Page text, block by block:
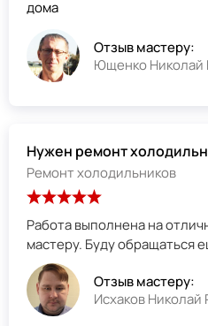
Отзыв мастеру:
Ющенко Николай
Нужен ремонт
Ремонт холодильников
Работа выполнена на
мастеру. Буду обращаться
Отзыв мастеру:
Исхаков Николай